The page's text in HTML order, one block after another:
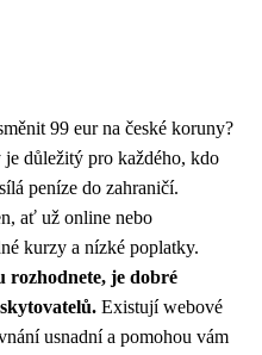
99 eur na české koruny?
důležitý pro každého, kdo
peníze do zahraničí.
ať už online nebo
kurzy a nízké poplatky.
rozhodnete, je dobré
Existují webové
usnadní a pomohou vám